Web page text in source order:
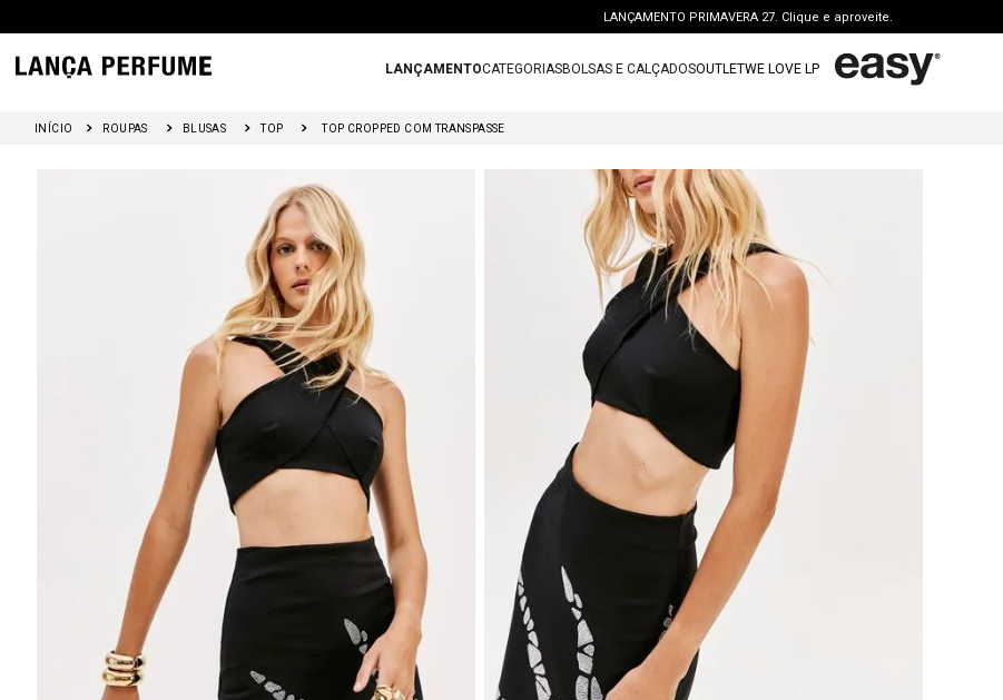
LANÇAMENTO PRIMAVERA 27. Clique e aproveite.
PERSONAL SHOPPER | garanta benefícios exclusivos. CONSULTAR >
FRETE GRÁTIS | a partir de R$ 699. APROVEITAR >
LANÇAMENTOCATEGORIASBOLSAS E CALÇADOSOUTLETWE LOVE LP
ROUPAS BLUSAS TOP TOP CROPPED COM TRANSPASSE
2º
bolsa
3º
calca jeans
4º
blusa
5 º
calca
6
vestido curto
7º
8º
regata
tenis